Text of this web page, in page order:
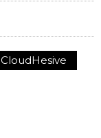
CloudHesive